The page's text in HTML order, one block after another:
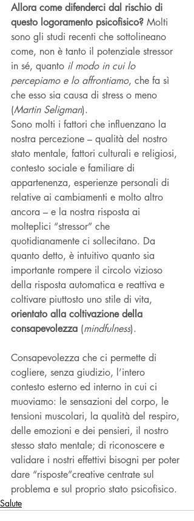
Allora come difenderci dal rischio di
questo logoramento psicofisico? Molti
sono gli studi recenti che sottolineano
come, non è tanto il potenziale stressor
in sé, quanto il modo in cui lo
percepiamo e lo affrontiamo, che fa sì
che esso sia causa di stress o meno
(Martin Seligman).
Sono molti i fattori che influenzano la
nostra percezione – qualità del nostro
stato mentale, fattori culturali e religiosi,
contesto sociale e familiare di
appartenenza, esperienze personali di
relative ai cambiamenti e molto altro
ancora – e la nostra risposta ai
molteplici “stressor” che
quotidianamente ci sollecitano. Da
quanto detto, è intuitivo quanto sia
importante rompere il circolo vizioso
della risposta automatica e reattiva e
coltivare piuttosto uno stile di vita,
orientato alla coltivazione della
consapevolezza (mindfulness).
Consapevolezza che ci permette di
cogliere, senza giudizio, l’intero
contesto esterno ed interno in cui ci
muoviamo: le sensazioni del corpo, le
tensioni muscolari, la qualità del respiro,
delle emozioni e dei pensieri, il nostro
stesso stato mentale; di riconoscere e
validare i nostri effettivi bisogni per poter
dare “risposte”creative centrate sul
problema e sul proprio stato psicofisico.
Salute